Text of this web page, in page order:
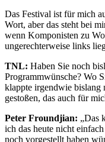
Das Festival ist für mich
Wort, aber das steht bei
wenn Komponisten zu
ungerechterweise links
TNL: Haben Sie noch
Programmwünsche? Wo
klappte irgendwie bislang
gestoßen, das auch für
Peter Froundjian: „Das
ich das heute nicht
noch vorgestellt haben